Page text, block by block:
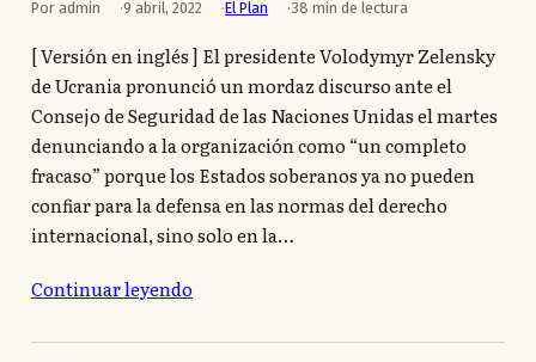
Por admin 9 abril, 2022 El Plan 38 min de lectura
[ Versión en inglés ] El presidente Volodymyr Zelensky
de Ucrania pronunció un mordaz discurso ante el
Consejo de Seguridad de las Naciones Unidas el martes
denunciando a la organización como “un completo
fracaso” porque los Estados soberanos ya no pueden
confiar para la defensa en las normas del derecho
internacional, sino solo en la…
Continuar leyendo